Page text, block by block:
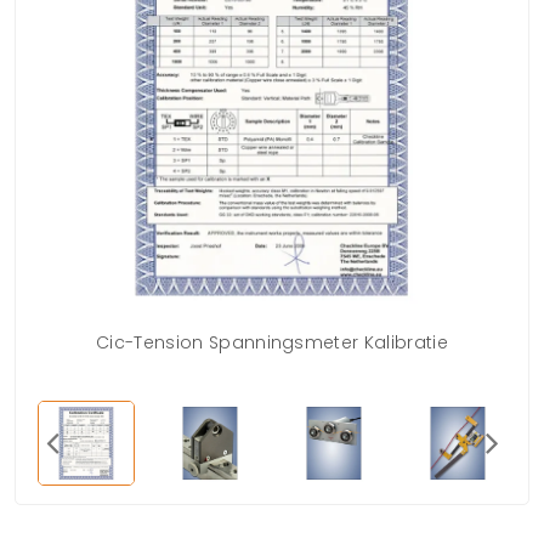
Cic-Tension Spanningsmeter Kalibratie